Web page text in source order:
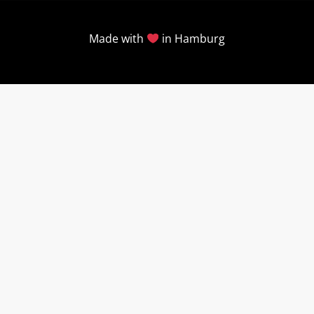
Made with in Hamburg